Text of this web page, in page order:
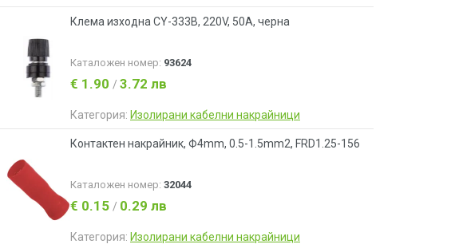
Клема изходна CY-333B, 220V, 50A, черна
Каталожен номер: 93624
€ 1.90 / 3.72 лв
Категория: Изолирани кабелни накрайници
Контактен накрайник, Ф4mm, 0.5-1.5mm2, FRD1.25-156
Каталожен номер: 32044
€ 0.15 / 0.29 лв
Категория: Изолирани кабелни накрайници